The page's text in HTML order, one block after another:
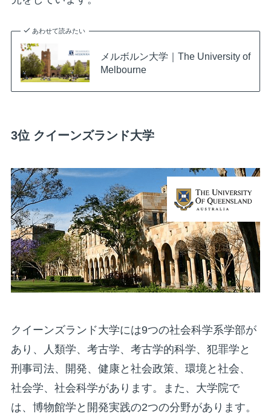
あわせて読みたい
メルボルン大学｜The University of
Melbourne
3位 クイーンズランド大学
クイーンズランド大学には9つの社会科学系学部が
あり、人類学、考古学、考古学的科学、犯罪学と
刑事司法、開発、健康と社会政策、環境と社会、
社会学、社会科学があります。また、大学院で
は、博物館学と開発実践の2つの分野があります。